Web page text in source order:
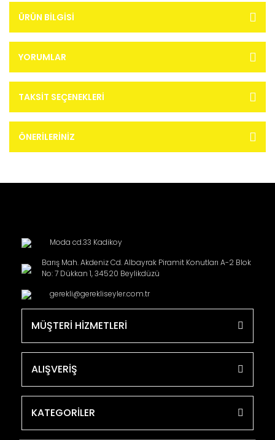
ÜRÜN BILGISI
YORUMLAR
TAKSIT SEÇENEKLERI
ÖNERILERINIZ
Moda cd.33 Kadikoy
Barış Mah. Akdeniz Cd. Albayrak Piramit Konutları A-2 Blok
No: 7 Dükkan 1, 34520 Beylikdüzü
gerekli@gerekliseyler.com.tr
MÜŞTERİ HİZMETLERİ
ALIŞVERİŞ
KATEGORİLER